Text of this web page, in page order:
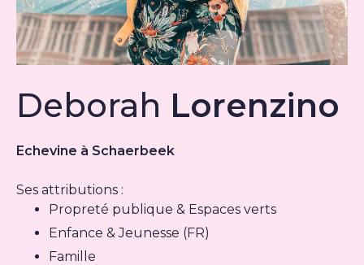
Deborah Lorenzino
Echevine à Schaerbeek
Ses attributions :
Propreté publique & Espaces verts
Enfance & Jeunesse (FR)
Famille